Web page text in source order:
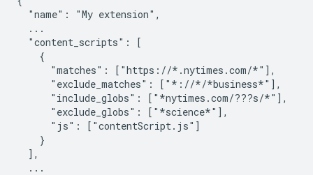
  "name": "My extension",
  ...
  "content_scripts": [
    {
      "matches": ["https://*.nytimes.com/*"],
      "exclude_matches": ["*://*/*business*"],
      "include_globs": ["*nytimes.com/???s/*"],
      "exclude_globs": ["*science*"],
      "js": ["contentScript.js"]
    }
  ],
  ...